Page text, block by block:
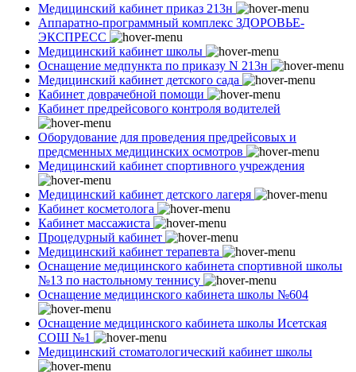
Медицинский кабинет приказ 213н
Аппаратно-программный комплекс ЗДОРОВЬЕ-
ЭКСПРЕСС
Медицинский кабинет школы
Оснащение медпункта по приказу N 213н
Медицинский кабинет детского сада
Кабинет доврачебной помощи
Кабинет предрейсового контроля водителей
Оборудование для проведения предрейсовых и
предсменных медицинских осмотров
Медицинский кабинет спортивного учреждения
Медицинский кабинет детского лагеря
Кабинет косметолога
Кабинет массажиста
Процедурный кабинет
Медицинский кабинет терапевта
Оснащение медицинского кабинета спортивной школы
№13 по настольному теннису
Оснащение медицинского кабинета школы №604
Оснащение медицинского кабинета школы Исетская
СОШ №1
Медицинский стоматологический кабинет школы